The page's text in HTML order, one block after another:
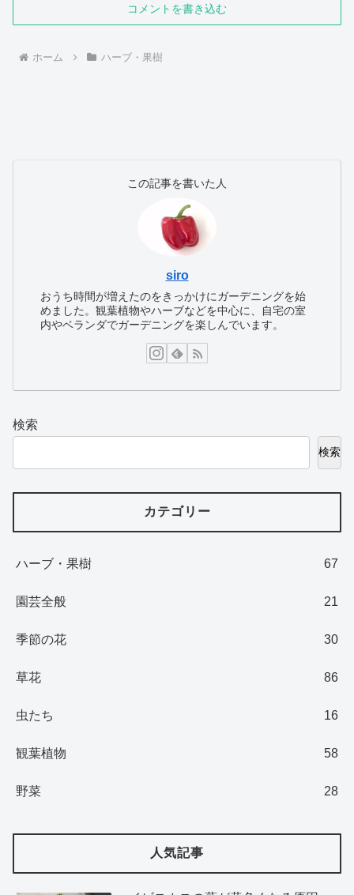
コメントを書き込む
ホーム ハーブ・果樹
この記事を書いた人
siro
おうち時間が増えたのをきっかけにガーデニングを始
めました。観葉植物やハーブなどを中心に、自宅の室
内やベランダでガーデニングを楽しんでいます。
検索
検索
カテゴリー
ハーブ・果樹 67
園芸全般 21
季節の花 30
草花 86
虫たち 16
観葉植物 58
野菜 28
人気記事